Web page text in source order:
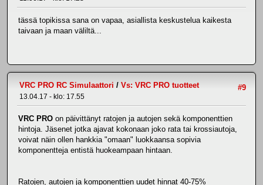
tässä topikissa sana on vapaa, asiallista keskustelua kaikesta
taivaan ja maan väliltä...
#9
VRC PRO RC Simulaattori / Vs: VRC PRO tuotteet
13.04.17 - klo: 17.55
VRC PRO on päivittänyt ratojen ja autojen sekä komponenttien
hintoja. Jäsenet jotka ajavat kokonaan joko rata tai krossiautoja,
voivat näin ollen hankkia "omaan" luokkaansa sopivia
komponentteja entistä huokeampaan hintaan.
Ratojen, autojen ja komponenttien uudet hinnat 40-75%